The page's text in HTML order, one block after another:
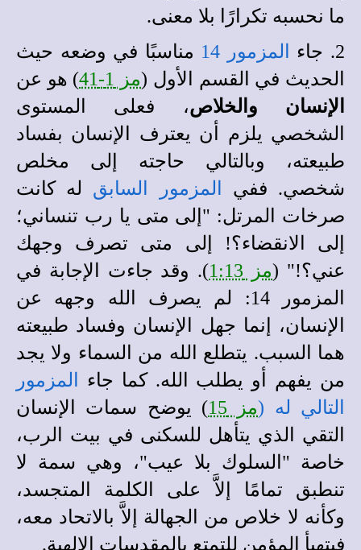
ما نحسبه تكرارًا بلا معنى.
2. جاء
المزمور 14
مناسبًا في وضعه حيث
الحديث في القسم الأول (مز 1-41
) هو عن
الإنسان والخلاص، فعلى المستوى
الشخصي يلزم أن يعترف الإنسان بفساد
طبيعته، وبالتالي حاجته إلى مخلص
شخصي. ففي
المزمور السابق له كانت
صرخات المرتل: "إلى متى يا رب تنساني؛
إلى الانقضاء؟! إلى متى تصرف وجهك
عني؟!" (مز 1:13
). وقد جاءت الإجابة في
المزمور 14: لم يصرف الله وجهه عن
الإنسان، إنما جهل الإنسان وفساد طبيعته
هما السبب. يتطلع الله من السماء ولا يجد
من يفهم أو يطلب الله. كما جاء
المزمور
التالي له (مز 15
) يوضح سمات الإنسان
التقي الذي يتأهل للسكنى في بيت الرب،
خاصة "السلوك بلا عيب"، وهي سمة لا
تنطبق تمامًا إلاَّ على الكلمة المتجسد،
وكأنه لا خلاص من الجهالة إلاَّ بالاتحاد معه،
فيتهيأ المؤمن للتمتع بالمقدسات الإلهية.